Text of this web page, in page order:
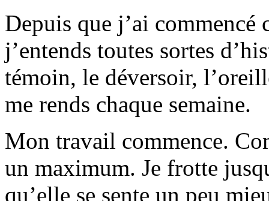
Depuis que j’ai
j’entends toutes sortes
témoin, le déversoir,
me rends chaque semaine.
Mon travail commence.
un maximum. Je frotte
qu’elle se sente un peu